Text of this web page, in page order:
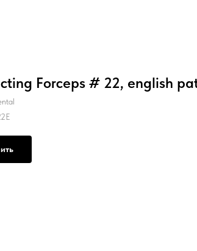
Forceps # 22, english